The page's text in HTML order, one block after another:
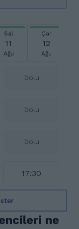
Sal
11
Ağu
Çar
12
Ağu
Dolu
Dolu
Dolu
17:30
ne